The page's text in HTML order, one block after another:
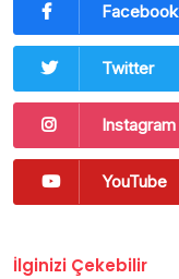
Facebook
Twitter
Instagram
YouTube
İlginizi Çekebilir